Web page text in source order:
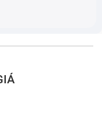
tốt nhất bạn nên